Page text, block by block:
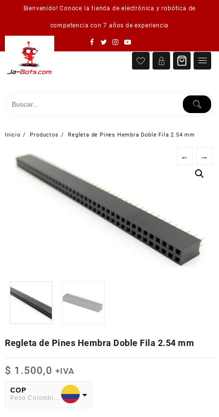
Bienvenido! Conoce la tienda de electrónica y robótica de
competencia con 7 años de experiencia
Inicio Productos Regleta de Pines Hembra Doble Fila 2.54 mm
← →
Regleta de Pines Hembra Doble Fila 2.54 mm
$ 1.500,0 +IVA
COP
Peso Colombiano